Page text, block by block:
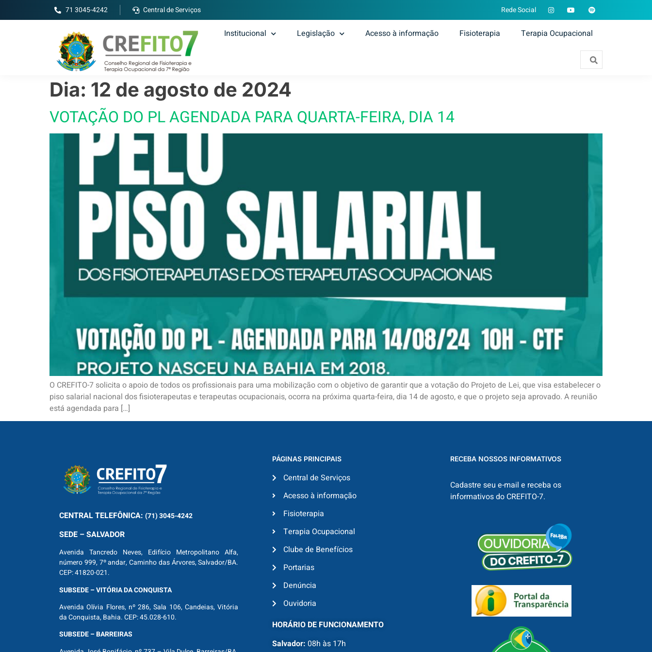
71 3045-4242 Central de Serviços Rede Social
Institucional Legislação Acesso à informação Fisioterapia Terapia Ocupacional
Dia: 12 de agosto de 2024
VOTAÇÃO DO PL AGENDADA PARA QUARTA-FEIRA, DIA 14
O CREFITO-7 solicita o apoio de todos os profissionais para uma mobilização com o objetivo de garantir que a votação do Projeto de Lei, que visa estabelecer o
piso salarial nacional dos fisioterapeutas e terapeutas ocupacionais, ocorra na próxima quarta-feira, dia 14 de agosto, e que o projeto seja aprovado. A reunião
está agendada para […]
CENTRALTELEFÔNICA: (71) 3045-4242
SEDE – SALVADOR
Avenida Tancredo Neves, Edifício Metropolitano Alfa,
número 999, 7º andar, Caminho das Árvores, Salvador/BA.
CEP: 41820-021.
SUBSEDE – VITÓRIA DA CONQUISTA
Avenida Olívia Flores, nº 286, Sala 106, Candeias, Vitória
da Conquista, Bahia. CEP: 45.028-610.
SUBSEDE – BARREIRAS
PÁGINAS PRINCIPAIS
Central de Serviços
Acesso à informação
Fisioterapia
Terapia Ocupacional
Clube de Benefícios
Portarias
Denúncia
Ouvidoria
HORÁRIO DE FUNCIONAMENTO
Salvador: 08h às 17h
RECEBA NOSSOS INFORMATIVOS
Cadastre seu e-mail e receba os
informativos do CREFITO-7.